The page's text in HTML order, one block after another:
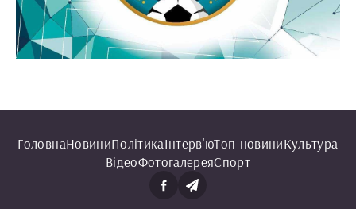
ГоловнаНовиниПолітикаІнтерв'юТоп-новиниКультура
ВідеоФотогалереяСпорт